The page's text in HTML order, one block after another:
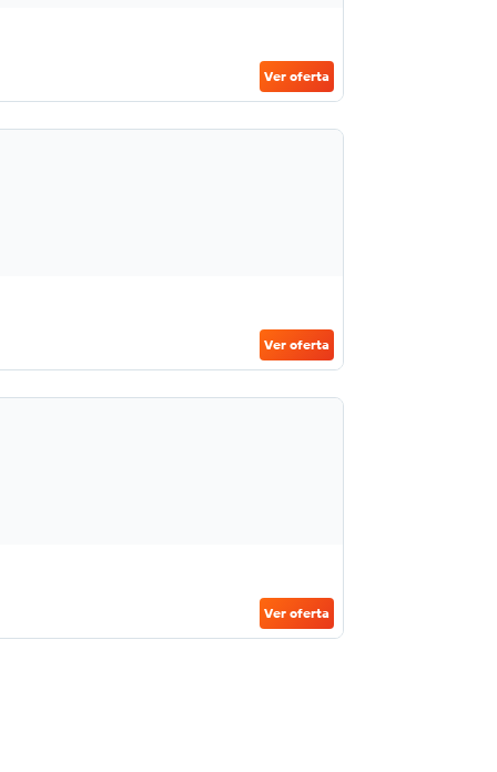
Ver oferta
Ver oferta
Ver oferta